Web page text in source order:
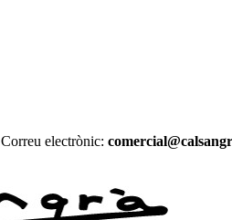
Correu electrònic: